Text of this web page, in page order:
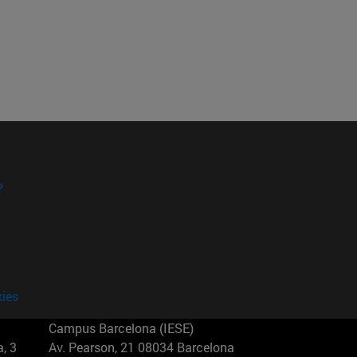
3
Campus Barcelona (IESE)
Av. Pearson, 21 08034 Barcelona